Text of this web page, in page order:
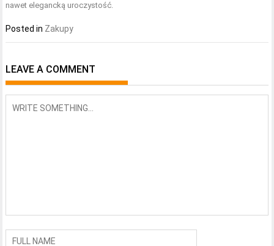
nawet elegancką uroczystość.
Posted in Zakupy
LEAVE A COMMENT